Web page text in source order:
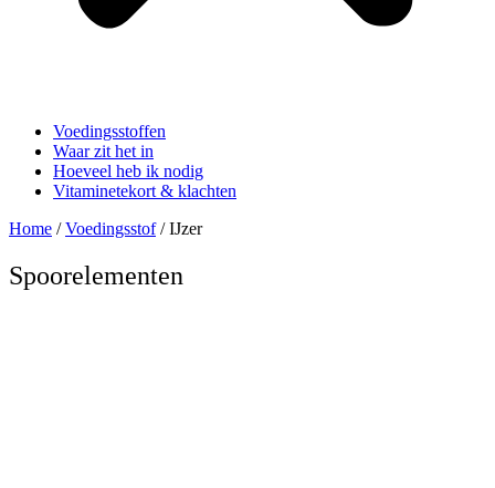
Voedingsstoffen
Waar zit het in
Hoeveel heb ik nodig
Vitaminetekort & klachten
Home /Voedingsstof/ IJzer
Spoorelementen